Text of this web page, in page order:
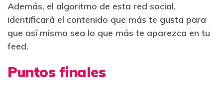
Además, el algoritmo de esta red social,
identificará el contenido que más te gusta para
que así mismo sea lo que más te aparezca en tu
feed.
Puntos finales